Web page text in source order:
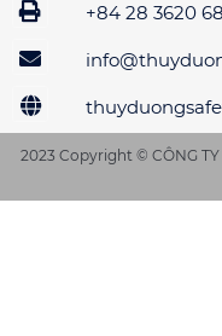
+84 28 3620
2023 Copyright © CÔNG